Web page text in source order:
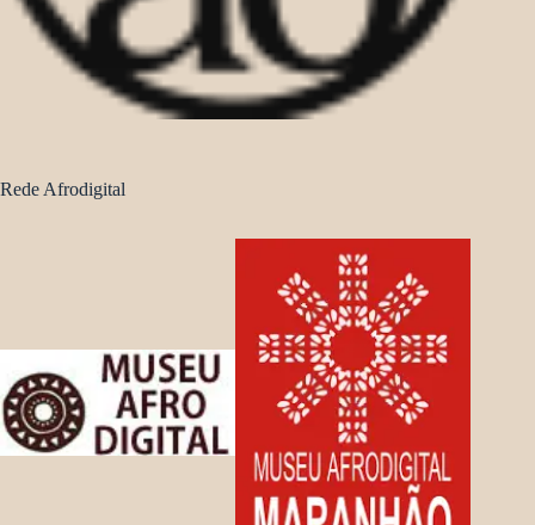
Rede Afrodigital